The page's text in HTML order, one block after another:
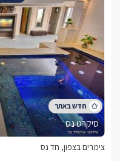
סיקרט נס
צימרים בצפון, חד נס